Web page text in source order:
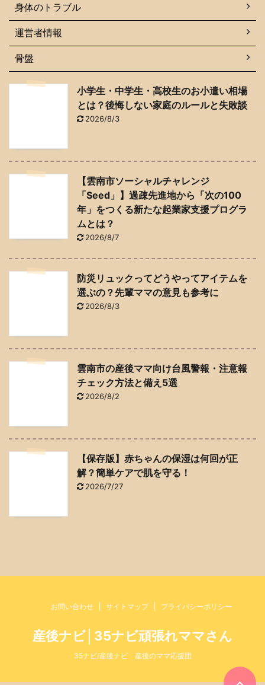
身体のトラブル
運営者情報
骨盤
小学生・中学生・高校生のお小遣い相場
とは？後悔しない家庭のルールと失敗談
2026/8/3
【雲南市ソーシャルチャレンジ
「Seed」】過疎先進地から「次の100
年」をつくる新たな起業家支援プログラ
ムとは？
2026/8/7
防災リュックってどうやってアイテムを
選ぶの？先輩ママの意見も参考に
2026/8/3
雲南市の産後ママ向け台風警報・注意報
チェック方法と備え5選
2026/8/2
【保存版】赤ちゃんの保湿は何回が正
解？簡単ケアで肌を守る！
2026/7/27
お問い合わせ サイトマップ プライバシーポリシー
産後ナビ│35ナビ頑張れママさん
35ナビ/産後ナビ 産後のママ応援団